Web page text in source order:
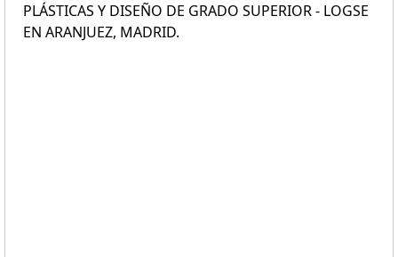
PLÁSTICAS Y DISEÑO DE GRADO SUPERIOR - LOGSE
EN ARANJUEZ, MADRID.